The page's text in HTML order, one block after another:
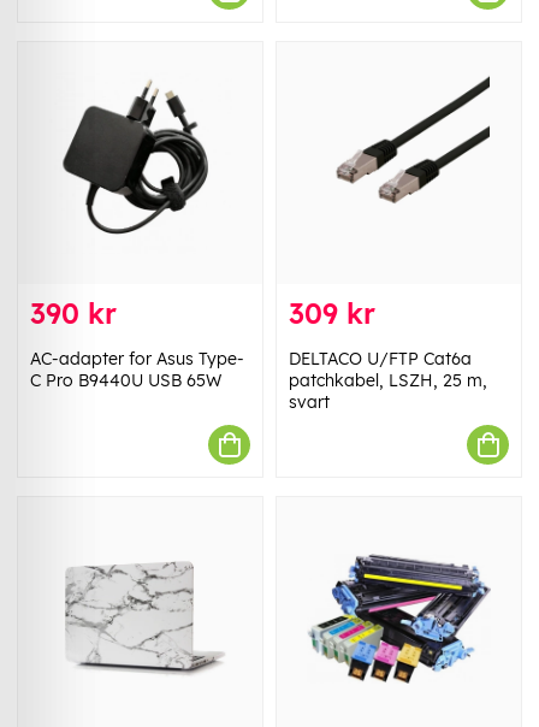
390 kr
AC-adapter for Asus Type-
C Pro B9440U USB 65W
309 kr
DELTACO U/FTP Cat6a
patchkabel, LSZH, 25 m,
svart